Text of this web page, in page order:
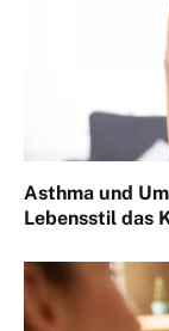
Asthma und
Lebensstil das